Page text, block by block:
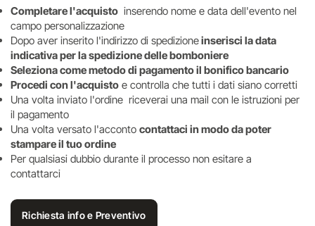
Completare l'acquisto inserendo nome e data dell'evento nel
campo personalizzazione
Dopo aver inserito l'indirizzo di spedizioneinserisci la data
indicativa per la spedizione delle bomboniere
Seleziona come metodo di pagamento il bonifico bancario
Procedi con l'acquisto e controlla che tutti i dati siano corretti
Una volta inviato l'ordine riceverai una mail con le istruzioni per
il pagamento
Una volta versato l'acconto contattaci in modo da poter
stampare il tuo ordine
Per qualsiasi dubbio durante il processo non esitare a
contattarci
Richiesta info e Preventivo